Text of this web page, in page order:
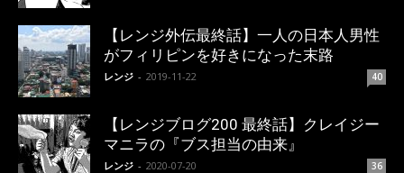
【レンジ外伝最終話】一人の日本人男性
がフィリピンを好きになった末路
レンジ - 2019-11-22 40
【レンジブログ200 最終話】クレイジー
マニラの『ブス担当の由来』
レンジ - 2020-07-20 36